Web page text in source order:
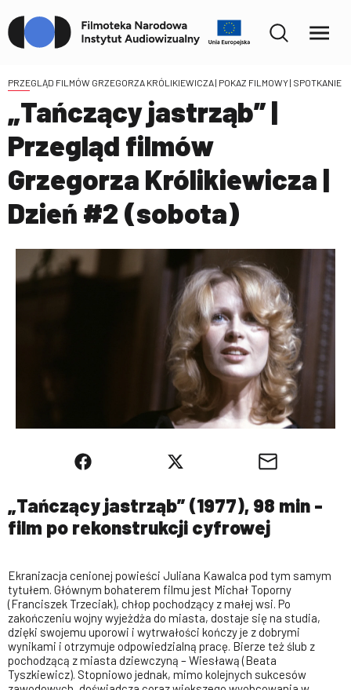
PRZEGLĄD FILMÓW GRZEGORZA KRÓLIKIEWICZA| POKAZ FILMOWY | SPOTKANIE
„Tańczący jastrząb” |
Przegląd filmów
Grzegorza Królikiewicza |
Dzień #2 (sobota)
„Tańczący jastrząb” (1977), 98 min -
film po rekonstrukcji cyfrowej
Ekranizacja cenionej powieści Juliana Kawalca pod tym samym
tytułem. Głównym bohaterem filmu jest Michał Toporny
(Franciszek Trzeciak), chłop pochodzący z małej wsi. Po
zakończeniu wojny wyjeżdża do miasta, dostaje się na studia,
dzięki swojemu uporowi i wytrwałości kończy je z dobrymi
wynikami i otrzymuje odpowiedzialną pracę. Bierze też ślub z
pochodzącą z miasta dziewczyną – Wiesławą (Beata
Tyszkiewicz). Stopniowo jednak, mimo kolejnych sukcesów